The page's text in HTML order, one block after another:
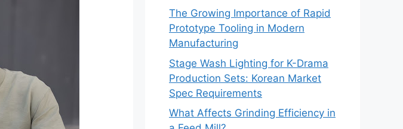
The Growing Importance of Rapid
Prototype Tooling in Modern
Manufacturing
Stage Wash Lighting for K-Drama
Production Sets: Korean Market
Spec Requirements
What Affects Grinding Efficiency in